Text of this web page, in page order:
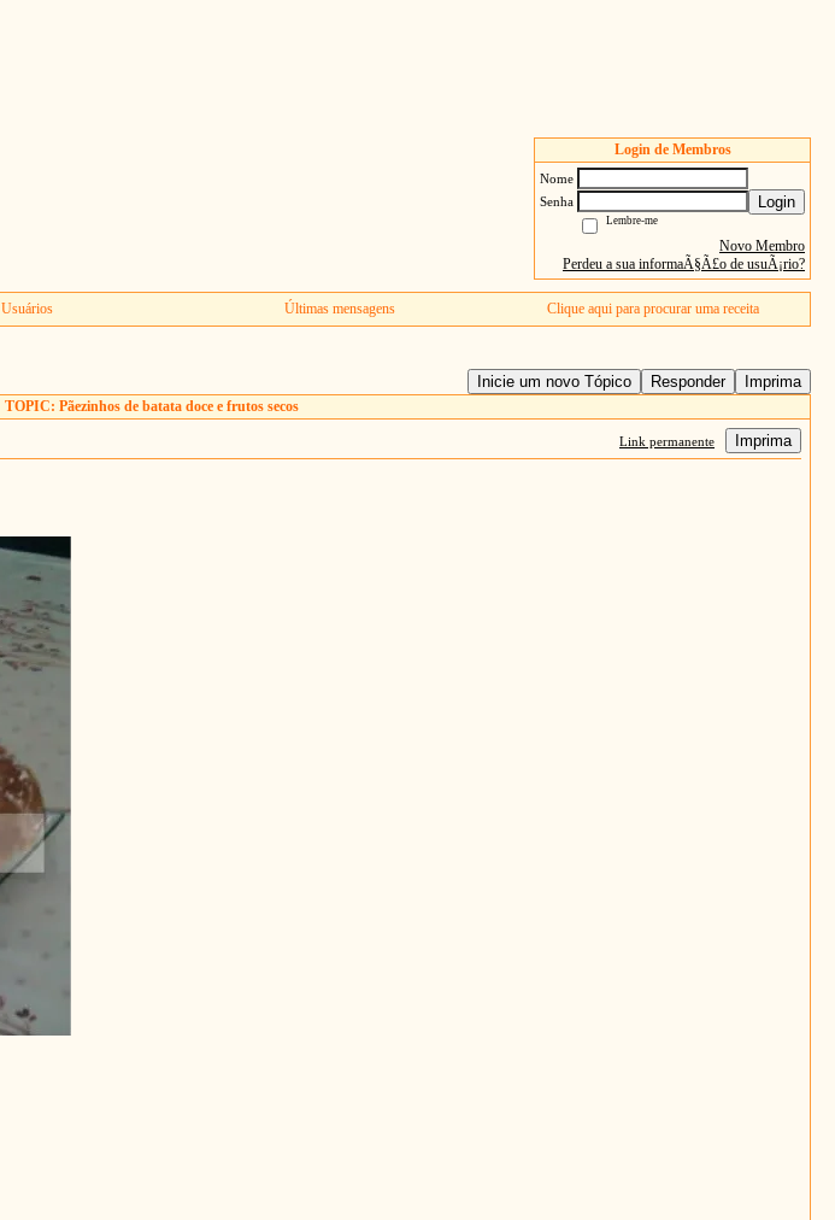
Login de Membros
Nome
Senha
Login
Lembre-me
Novo Membro
Perdeu a sua informaÃ§Ã£o de usuÃ¡rio?
Usuários Últimas mensagens Clique aqui para procurar uma receita
Inicie um novo Tópico Responder Imprima
TOPIC: Pãezinhos de batata doce e frutos secos
Link permanente Imprima